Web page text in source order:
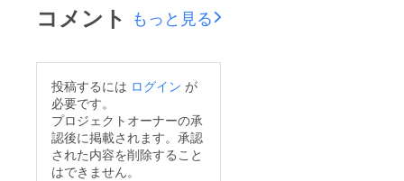
コメント もっと見る
投稿するには ログイン が
必要です。
プロジェクトオーナーの承
認後に掲載されます。承認
された内容を削除すること
はできません。